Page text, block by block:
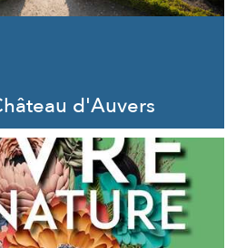
d'Auvers